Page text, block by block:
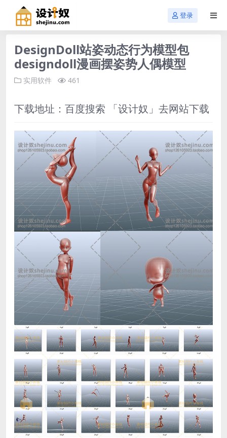
登录
DesignDoll站姿动态行为模型包
designdoll漫画摆姿势人偶模型
实用软件 461
下载地址：百度搜索 「设计奴 」去网站下载